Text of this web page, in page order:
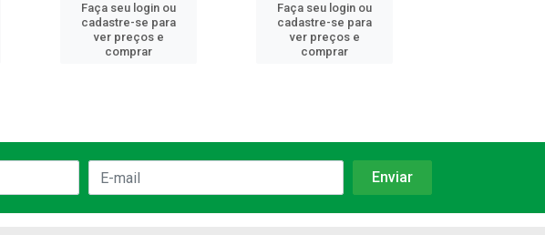
Faça seu login ou
cadastre-se para
ver preços e
comprar
Faça seu login ou
cadastre-se para
ver preços e
comprar